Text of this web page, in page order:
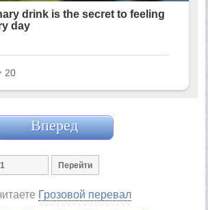
Вперед
Грозовой перевал